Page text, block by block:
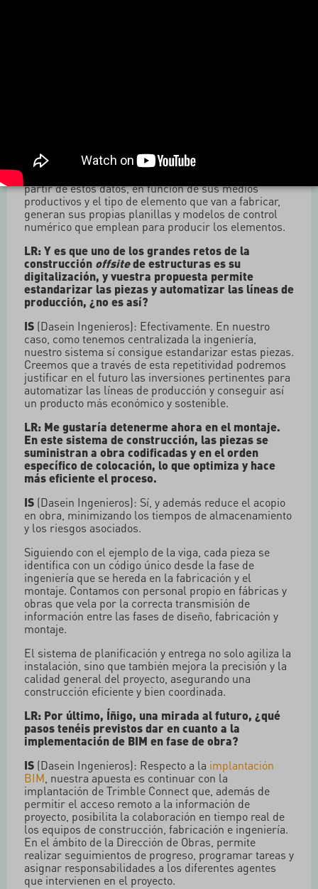
IS(Dasein Ingenieros): La información a los
partir de estos datos, en función de sus medios
productivos y el tipo de elemento que van a fabricar,
generan sus propias planillas y modelos de control
numérico que emplean para producir los elementos.
LR: Y es que uno de los grandes retos de la
construcción offsitede estructuras es su
digitalización, y vuestra propuesta permite
estandarizar las piezas y automatizar las líneas de
producción, ¿no es así?
IS (Dasein Ingenieros): Efectivamente. En nuestro
caso, como tenemos centralizada la ingeniería,
nuestro sistema sí consigue estandarizar estas piezas.
Creemos que a través de esta repetitividad podremos
justificar en el futuro las inversiones pertinentes para
automatizar las líneas de producción y conseguir así
un producto más económico y sostenible.
LR: Me gustaría detenerme ahora en el montaje.
En este sistema de construcción, las piezas se
suministran a obra codificadas y en el orden
específico de colocación, lo que optimiza y hace
más eficiente el proceso.
IS (Dasein Ingenieros): Sí, y además reduce el acopio
en obra, minimizando los tiempos de almacenamiento
y los riesgos asociados.
Siguiendo con el ejemplo de la viga, cada pieza se
identifica con un código único desde la fase de
ingeniería que se hereda en la fabricación y el
montaje. Contamos con personal propio en fábricas y
obras que vela por la correcta transmisión de
información entre las fases de diseño, fabricación y
montaje.
El sistema de planificación y entrega no solo agiliza la
instalación, sino que también mejora la precisión y la
calidad general del proyecto, asegurando una
construcción eficiente y bien coordinada.
LR: Por último, Íñigo, una mirada al futuro, ¿qué
pasos tenéis previstos dar en cuanto a la
implementación de BIM en fase de obra?
IS (Dasein Ingenieros): Respecto a la implantación
BIM, nuestra apuesta es continuar con la
implantación de Trimble Connect que, además de
permitir el acceso remoto a la información de
proyecto, posibilita la colaboración en tiempo real de
los equipos de construcción, fabricación e ingeniería.
En el ámbito de la Dirección de Obras, permite
realizar seguimientos de progreso, programar tareas y
asignar responsabilidades a los diferentes agentes
que intervienen en el proyecto.